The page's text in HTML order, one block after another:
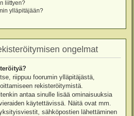
liittyen?
ylläpitäjään?
ongelmat
riippuu foorumin ylläpitäjästä,
rekisteröitymistä.
antaa sinulle lisää ominaisuuksia
käytettävissä. Näitä ovat mm.
sähköpostien lähettäminen